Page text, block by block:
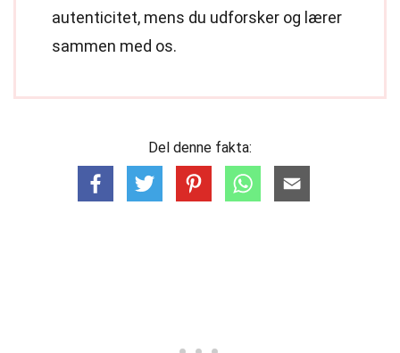
autenticitet, mens du udforsker og lærer
sammen med os.
Del denne fakta: